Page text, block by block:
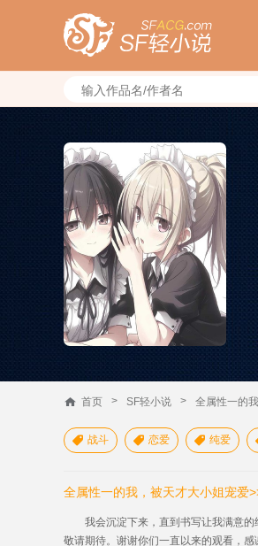
首页 > SF轻小说 > 全属性一的
 战斗  恋爱  纯爱
全属性一的我，被天才大小姐宠爱
我会沉淀下来，直到书写让我满意
敬请期待。谢谢你们一直以来的观看，